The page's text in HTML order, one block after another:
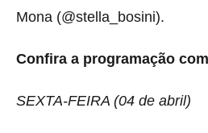
Mona (@stella_bosini).
Confira a programação
SEXTA-FEIRA (04 de abril)